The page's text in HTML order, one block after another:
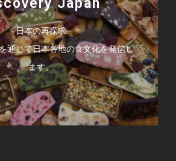
- 日本の再探求 -
通じて日本各地の食文化を発信し
ます。